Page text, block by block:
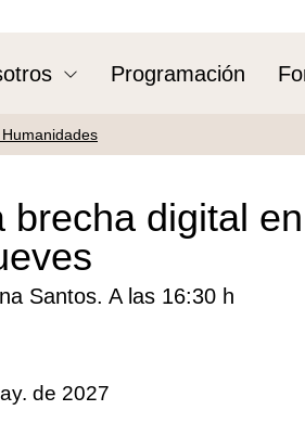
Programación
brecha digital
Santos. A las 16:30 h
de 2027